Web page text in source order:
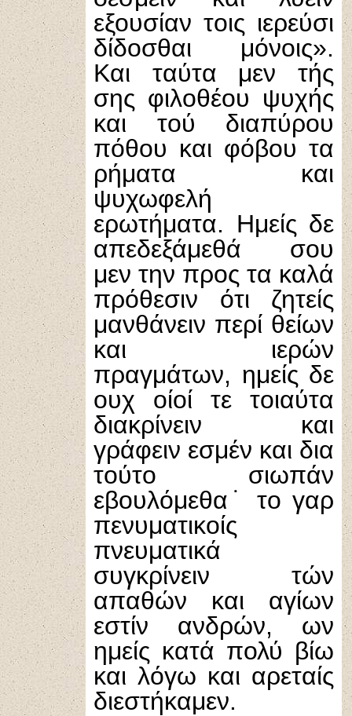
εξουσίαν τοις ιερεύσι
δίδοσθαι μόνοις».
Και ταύτα μεν τής
σης φιλοθέου ψυχής
και τού διαπύρου
πόθου και φόβου τα
ρήματα και
ψυχωφελή
ερωτήματα. Ημείς δε
απεδεξάμεθά σου
μεν την προς τα καλά
πρόθεσιν ότι ζητείς
μανθάνειν περί θείων
και ιερών
πραγμάτων, ημείς δε
ουχ οίοί τε τοιαύτα
διακρίνειν και
γράφειν εσμέν και δια
τούτο σιωπάν
εβουλόμεθα˙ το γαρ
πενυματικοίς
πνευματικά
συγκρίνειν τών
απαθών και αγίων
εστίν ανδρών, ων
ημείς κατά πολύ βίω
και λόγω και αρεταίς
διεστήκαμεν.